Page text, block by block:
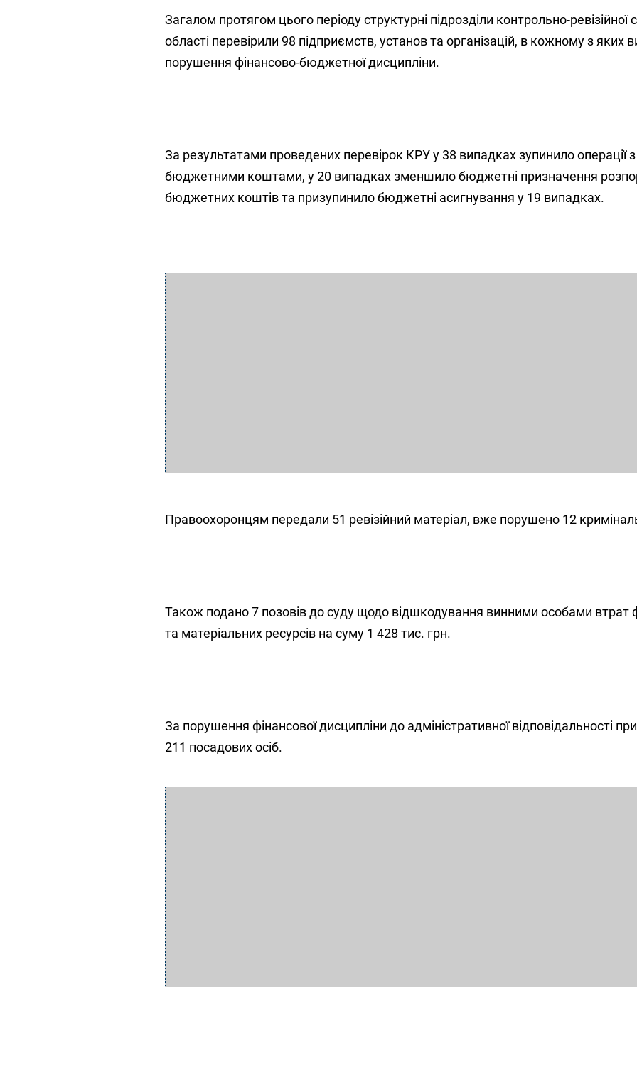
Загалом протягом цього періоду структурні підрозділи контрольно-ревізійної
області перевірили 98 підприємств, установ та організацій, в кожному з яких
порушення фінансово-бюджетної дисципліни.
За результатами проведених перевірок КРУ у 38 випадках зупинило операції з
бюджетними коштами, у 20 випадках зменшило бюджетні призначення
бюджетних коштів та призупинило бюджетні асигнування у 19 випадках.
Правоохоронцям передали 51 ревізійний матеріал, вже порушено 12
Також подано 7 позовів до суду щодо відшкодування винними особами втрат
та матеріальних ресурсів на суму 1 428 тис. грн.
За порушення фінансової дисципліни до адміністративної відповідальності
211 посадових осіб.